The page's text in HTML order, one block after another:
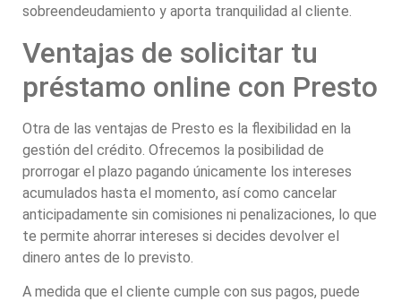
sobreendeudamiento y aporta tranquilidad al cliente.
Ventajas de solicitar tu
préstamo online con Presto
Otra de las ventajas de Presto es la flexibilidad en la
gestión del crédito. Ofrecemos la posibilidad de
prorrogar el plazo pagando únicamente los intereses
acumulados hasta el momento, así como cancelar
anticipadamente sin comisiones ni penalizaciones, lo que
te permite ahorrar intereses si decides devolver el
dinero antes de lo previsto.
A medida que el cliente cumple con sus pagos, puede